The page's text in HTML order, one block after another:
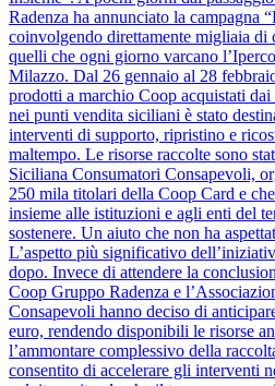
Radenza ha annunciato la campagna
coinvolgendo direttamente migliaia di
quelli che ogni giorno varcano
Milazzo. Dal 26 gennaio al 28
prodotti a marchio Coop acquistati
nei punti vendita siciliani è stato
interventi di supporto, ripristino e
maltempo. Le risorse raccolte sono
Siciliana Consumatori Consapevoli,
250 mila titolari della Coop Card e
insieme alle istituzioni e agli enti del
sostenere. Un aiuto che non ha
L’aspetto più significativo
dopo. Invece di attendere la
Coop Gruppo Radenza e
Consapevoli hanno deciso di
euro, rendendo disponibili le risorse
l’ammontare complessivo della
consentito di accelerare gli interventi